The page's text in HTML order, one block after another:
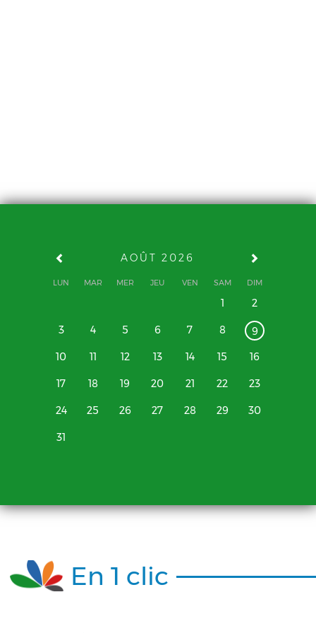
AOÛT 2026
LUN MAR MER JEU VEN SAM DIM
1 2
3 4 5 6 7 8
9
10
11 12 13 14 15 16
17 18 19 20 21 22 23
24 25 26 27 28 29 30
31
En 1 clic